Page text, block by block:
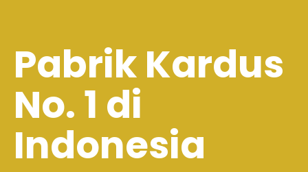
Pabrik Kardus
No. 1 di
Indonesia